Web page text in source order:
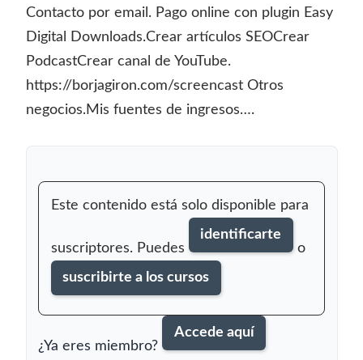
Contacto por email. Pago online con plugin Easy
Digital Downloads.Crear artículos SEOCrear
PodcastCrear canal de YouTube.
https://borjagiron.com/screencast Otros
negocios.Mis fuentes de ingresos….
Este contenido está solo disponible para
suscriptores. Puedes
identificarte
o
suscribirte a los cursos
¿Ya eres miembro?
Accede aquí